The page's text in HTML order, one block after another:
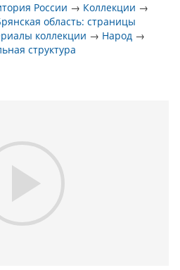
России → Коллекции →
область: страницы
коллекции → Народ →
структура
Play
Video